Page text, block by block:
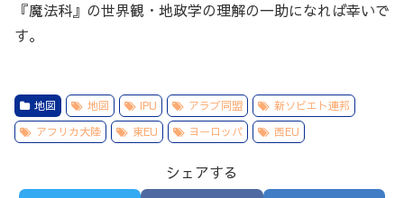
『魔法科』の世界観・地政学の理解の一助になれば幸いで
す。
地図 地図 IPU アラブ同盟
新ソビエト連邦
アフリカ大陸
東EU ヨーロッパ 西EU
シェアする